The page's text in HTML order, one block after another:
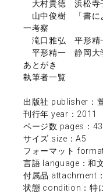
大村貴徳 浜松寺
山中俊樹 「書に
一考察
滝口雅弘 平形精
平形精一 静岡大
あとがき
執筆者一覧
出版社 publisher：
刊行年 year：2011
ページ数 pages：
サイズ size：A5
フォーマット
言語 language：和
付属品 attachment
状態 condition：特